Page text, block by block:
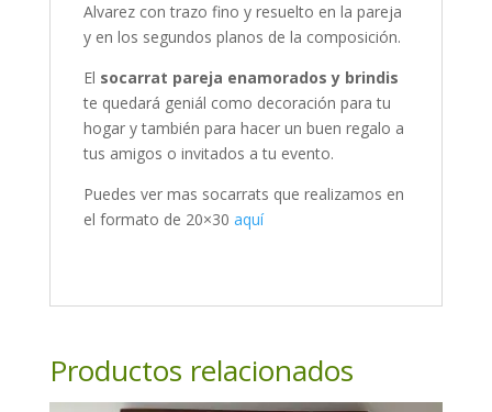
Alvarez con trazo fino y resuelto en la pareja
y en los segundos planos de la composición.
El socarrat pareja enamorados y brindis
te quedará geniál como decoración para tu
hogar y también para hacer un buen regalo a
tus amigos o invitados a tu evento.
Puedes ver mas socarrats que realizamos en
el formato de 20×30 aquí
Productos relacionados